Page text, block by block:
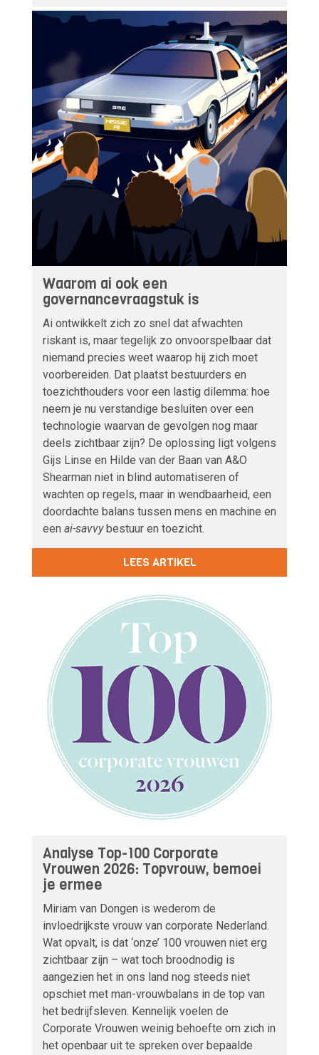
Waarom ai ook een
governancevraagstuk is
Ai ontwikkelt zich zo snel dat afwachten
riskant is, maar tegelijk zo onvoorspelbaar dat
niemand precies weet waarop hij zich moet
voorbereiden. Dat plaatst bestuurders en
toezichthouders voor een lastig dilemma: hoe
neem je nu verstandige besluiten over een
technologie waarvan de gevolgen nog maar
deels zichtbaar zijn? De oplossing ligt volgens
Gijs Linse en Hilde van der Baan van A&O
Shearman niet in blind automatiseren of
wachten op regels, maar in wendbaarheid, een
doordachte balans tussen mens en machine en
een ai-savvy bestuur en toezicht.
LEES ARTIKEL
Analyse Top-100 Corporate
Vrouwen 2026: Topvrouw, bemoei
je ermee
Miriam van Dongen is wederom de
invloedrijkste vrouw van corporate Nederland.
Wat opvalt, is dat ‘onze’ 100 vrouwen niet erg
zichtbaar zijn – wat toch broodnodig is
aangezien het in ons land nog steeds niet
opschiet met man-vrouwbalans in de top van
het bedrijfsleven. Kennelijk voelen de
Corporate Vrouwen weinig behoefte om zich in
het openbaar uit te spreken over bepaalde